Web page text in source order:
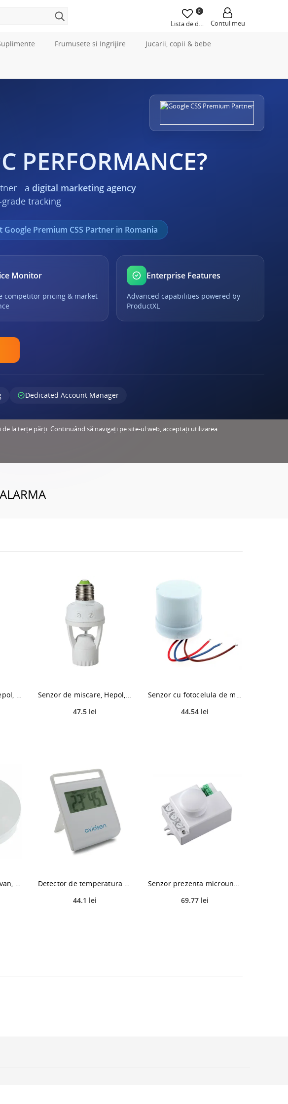
0
Lista de dorințeContul meu
Frumusete si Ingrijire Jucarii, copii & bebe
PERFORMANCE?
- a digital marketing agency
tracking
Google Premium CSS Partner in Romania
Monitor
competitor pricing & market
Enterprise Features
Advanced capabilities powered by
ProductXL
Dedicated Account Manager
la terțe părți. Continuând să navigați pe site-ul web, acceptați utilizarea
Senzor de miscare Hepol, exterior, IP44, 120 grade, negru
Senzor de miscare, Hepol, interior, dulie E27, 360 grade, IP20, alb
47.5 lei
Senzor cu fotocelula de mare putere, Hepol, 25 A, IP44
44.54 lei
Senzor de miscare tavan, Hepol, mini, 360 grade, alb, IP20
Detector de temperatura si umiditate Avidsen, interior
44.1 lei
Senzor prezenta microunde, Hepol, 360 grade, alb, IP20, 8 m
69.77 lei